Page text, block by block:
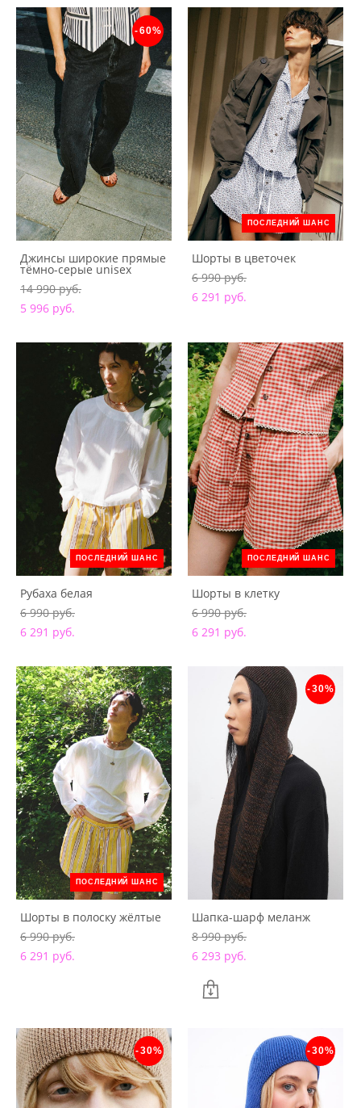
-60%
Джинсы широкие прямые
тёмно-серые unisex
14 990 pуб.
5 996 pуб.
ПОСЛЕДНИЙ ШАНС
Шорты в цветочек
6 990 pуб.
6 291 pуб.
ПОСЛЕДНИЙ ШАНС
Рубаха белая
6 990 pуб.
6 291 pуб.
ПОСЛЕДНИЙ ШАНС
Шорты в клетку
6 990 pуб.
6 291 pуб.
ПОСЛЕДНИЙ ШАНС
Шорты в полоску жёлтые
6 990 pуб.
6 291 pуб.
-30%
Шапка-шарф меланж
8 990 pуб.
6 293 pуб.
-30% -30%